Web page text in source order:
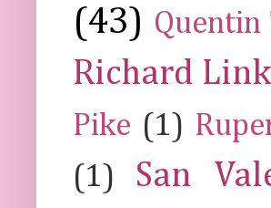
(43) Quentin
Richard
Pike (1)
(1)
San